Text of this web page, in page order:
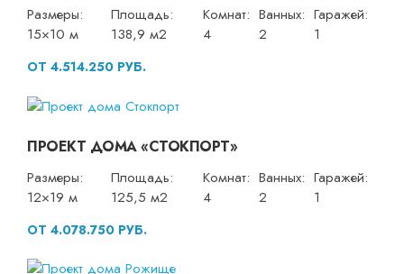
Размеры:
15×10 м
Площадь:
138,9 м2
Комнат:
4
Ванных:
2
Гаражей:
1
ОТ 4.514.250 РУБ.
ПРОЕКТ ДОМА «СТОКПОРТ»
Размеры:
12×19 м
Площадь:
125,5 м2
Комнат:
4
Ванных:
2
Гаражей:
1
ОТ 4.078.750 РУБ.